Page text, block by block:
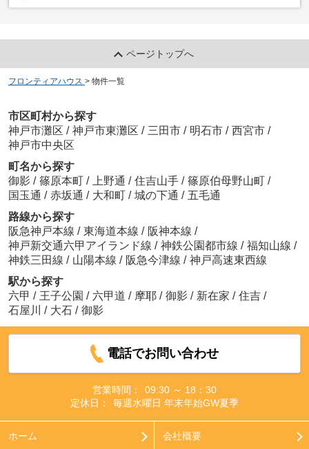
ページトップへ
フロンティアハウス > 物件一覧
市区町村から探す
神戸市灘区 / 神戸市東灘区 / 三田市 / 明石市 / 西宮市 /
神戸市中央区
町名から探す
御影 / 篠原本町 / 上野通 / 住吉山手 / 篠原伯母野山町 /
国玉通 / 赤坂通 / 大和町 / 城の下通 / 五毛通
路線から探す
阪急神戸本線 / 東海道本線 / 阪神本線 /
神戸新交通六甲アイランド線 / 神鉄公園都市線 / 福知山線 /
神鉄三田線 / 山陽本線 / 阪急今津線 / 神戸高速東西線
駅から探す
六甲 / 王子公園 / 六甲道 / 摩耶 / 御影 / 新在家 / 住吉 /
石屋川
/ 大石 / 御影
電話でお問い合わせ
営業時間：
09:30 ～ 18：30
定休日：
毎週水曜日 年末年始GW夏季
ホーム 会社概要